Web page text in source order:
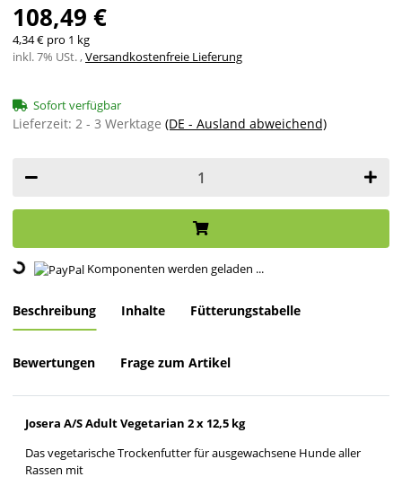
108,49 €
4,34 € pro 1 kg
inkl. 7% USt. ,Versandkostenfreie Lieferung
Sofort verfügbar
Lieferzeit: 2 - 3 Werktage (DE - Ausland abweichend)
Loading... Komponenten werden geladen ...
Beschreibung Inhalte Fütterungstabelle
Bewertungen Frage zum Artikel
Josera A/S Adult Vegetarian 2 x 12,5 kg
Das vegetarische Trockenfutter für ausgewachsene Hunde aller
Rassen mit